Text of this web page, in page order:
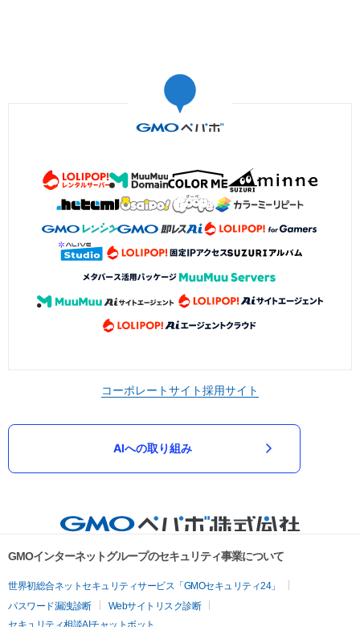
コーポレートサイト採用サイト
AIへの取り組み
GMOインターネットグループのセキュリティ事業について
世界初総合ネットセキュリティサービス「GMOセキュリティ24」
パスワード漏洩診断
Webサイトリスク診断
セキュリティ相談AIチャットボット